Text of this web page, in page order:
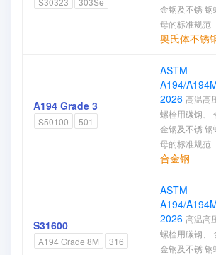
金钢及不锈 钢
母的标准规范
奥氏体不锈
A194 Grade 3
S50100 501
ASTM
A194/
2026 高温高
螺栓用碳钢、
金钢及不锈 钢
母的标准规范
合金钢
S31600
A194 Grade 8M 316
ASTM
A194/
2026 高温高
螺栓用碳钢、
金钢及不锈 钢